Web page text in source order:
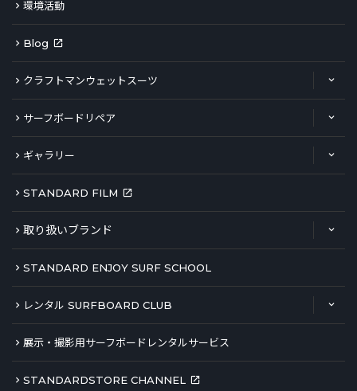
環境活動
Blog
クラフトマンウェットスーツ
サーフボードリペア
ギャラリー
STANDARD FILM
取り扱いブランド
STANDARD ENJOY SURF SCHOOL
レンタル SURFBOARD CLUB
展示・撮影用サーフボードレンタルサービス
STANDARDSTORE CHANNEL